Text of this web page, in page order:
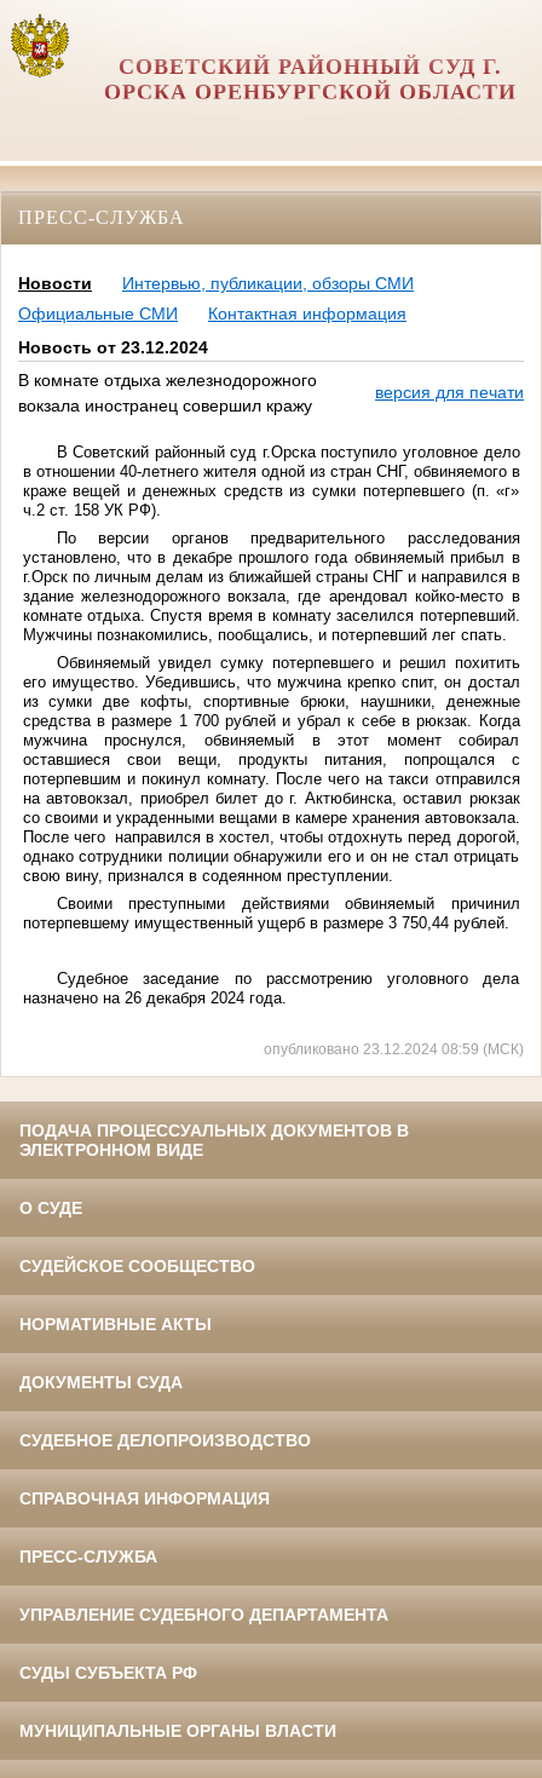
СОВЕТСКИЙ РАЙОННЫЙ СУД Г.
ОРСКА ОРЕНБУРГСКОЙ ОБЛАСТИ
ПРЕСС-СЛУЖБА
Новости
Интервью, публикации, обзоры СМИ
Официальные СМИ
Контактная информация
Новость от 23.12.2024
В комнате отдыха железнодорожного
вокзала иностранец совершил кражу
версия для печати
В Советский районный суд г.Орска поступило уголовное дело
в отношении 40-летнего жителя одной из стран СНГ, обвиняемого в
краже вещей и денежных средств из сумки потерпевшего (п. «г»
ч.2 ст. 158 УК РФ).
По версии органов предварительного расследования
установлено, что в декабре прошлого года обвиняемый прибыл в
г.Орск по личным делам из ближайшей страны СНГ и направился в
здание железнодорожного вокзала, где арендовал койко-место в
комнате отдыха. Спустя время в комнату заселился потерпевший.
Мужчины познакомились, пообщались, и потерпевший лег спать.
Обвиняемый увидел сумку потерпевшего и решил похитить
его имущество. Убедившись, что мужчина крепко спит, он достал
из сумки две кофты, спортивные брюки, наушники, денежные
средства в размере 1 700 рублей и убрал к себе в рюкзак. Когда
мужчина проснулся, обвиняемый в этот момент собирал
оставшиеся свои вещи, продукты питания, попрощался с
потерпевшим и покинул комнату. После чего на такси отправился
на автовокзал, приобрел билет до г. Актюбинска, оставил рюкзак
со своими и украденными вещами в камере хранения автовокзала.
После чего направился в хостел, чтобы отдохнуть перед дорогой,
однако сотрудники полиции обнаружили его и он не стал отрицать
свою вину, признался в содеянном преступлении.
Своими преступными действиями обвиняемый причинил
потерпевшему имущественный ущерб в размере 3 750,44 рублей.
Судебное заседание по рассмотрению уголовного дела
назначено на 26 декабря 2024 года.
опубликовано 23.12.2024 08:59 (МСК)
ПОДАЧА ПРОЦЕССУАЛЬНЫХ ДОКУМЕНТОВ В
ЭЛЕКТРОННОМ ВИДЕ
О СУДЕ
СУДЕЙСКОЕ СООБЩЕСТВО
НОРМАТИВНЫЕ АКТЫ
ДОКУМЕНТЫ СУДА
СУДЕБНОЕ ДЕЛОПРОИЗВОДСТВО
СПРАВОЧНАЯ ИНФОРМАЦИЯ
ПРЕСС-СЛУЖБА
УПРАВЛЕНИЕ СУДЕБНОГО ДЕПАРТАМЕНТА
СУДЫ СУБЪЕКТА РФ
МУНИЦИПАЛЬНЫЕ ОРГАНЫ ВЛАСТИ